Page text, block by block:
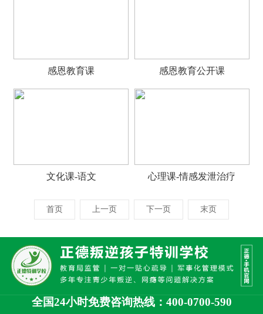
感恩教育课 感恩教育公开课
文化课-语文 心理课-情感发泄治疗
首页 上一页 下一页 末页
全国24小时免费咨询热线：400-0700-590